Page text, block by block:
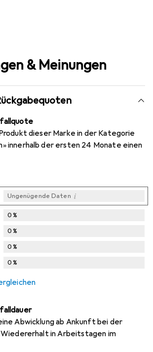
& Meinungen
dieser Marke in der Kategorie
innerhalb der ersten 24 Monate einen
Ungenügende Daten i
0%
0%
0%
0%
Abwicklung ab Ankunft bei der
in Arbeitstagen im